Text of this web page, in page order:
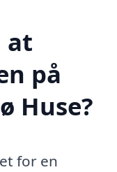
at
på
Huse?
for en